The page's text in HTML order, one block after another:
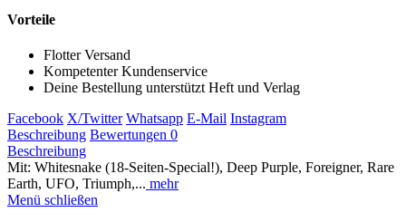
Vorteile
Flotter Versand
Kompetenter Kundenservice
Deine Bestellung unterstützt Heft und Verlag
Facebook X/Twitter Whatsapp E-Mail Instagram
Beschreibung Bewertungen 0
Beschreibung
Mit: Whitesnake (18-Seiten-Special!), Deep Purple, Foreigner, Rare
Earth, UFO, Triumph,... mehr
Menü schließen